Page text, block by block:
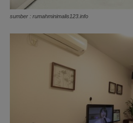
sumber : rumahminimalis123.info